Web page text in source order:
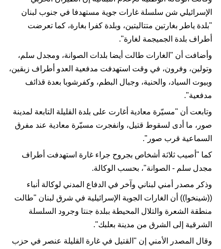
الإسرائيلي شن سلسلة غارات جوية مستهدفا في جنوب لبنان
"بلدة ياطر بغارتين متتاليتين، وبلدة كفرا بغارة، كما تعرضت
أطراف بلدة الجميجمة لغارة".
وأضافت أن "الغارات طالت أيضا بلدات الصوانة، ومجدل سلم،
وتولين، وفرون، في وقت استهدفت مدفعية العدو أطراف زبقين،
وبيوت السياد، والحنية، وجبال البطم، وكفرشوبا بعدة قذائف
مدفعية".
وتابعت أن "مسيّرة معادية أغارت على بلدة القليلة التابعة لمدينة
صور، ما أدى لسقوط قتيل، وانفجرت مسيّرة معادية عند مفرق
السماعية قرب صور".
كما "أصيب ثلاثة أشخاص بجروح جراء غارة استهدفت أطراف
مجدل سلم - الصوانة"، بحسب الوكالة.
وذكر مصدر أمني لبناني وآخر في الدفاع المدني لوكالة أنباء
((شينخوا)) أن الغارات الجوية الإسرائيلية في شرق لبنان "طالت
منطقة الشعرة والتلال المحيطة ببلدة جنتا وجرود السلسلة
الشرقية إلى الشرق من مدينة بعلبك".
وقال المصدر الأمني إن "القتيل في غارة القليلة عنصر في حزب